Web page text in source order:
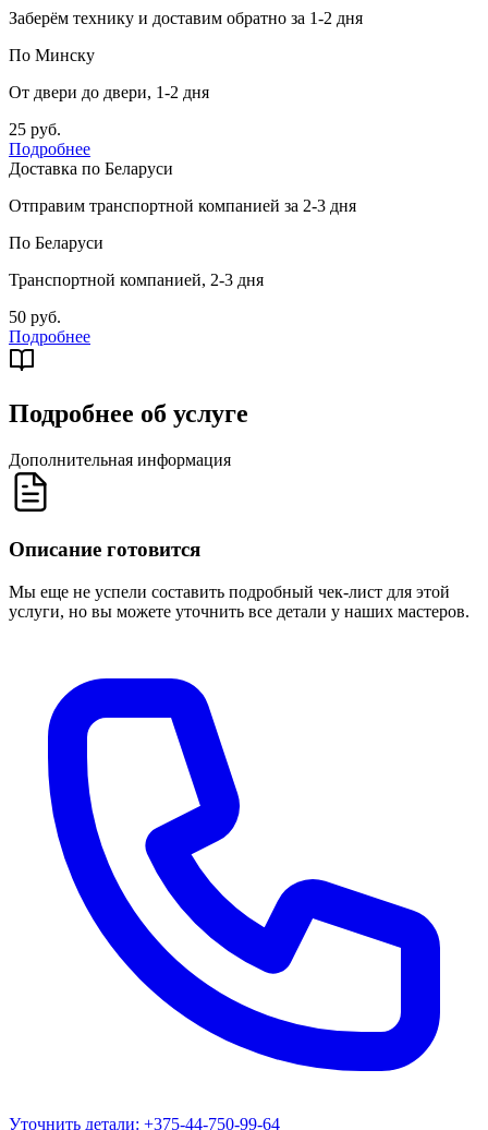
Заберём технику и доставим обратно за 1-2 дня
По Минску
От двери до двери, 1-2 дня
25 руб.
Подробнее
Доставка по Беларуси
Отправим транспортной компанией за 2-3 дня
По Беларуси
Транспортной компанией, 2-3 дня
50 руб.
Подробнее
Подробнее об услуге
Дополнительная информация
Описание готовится
Мы еще не успели составить подробный чек-лист для этой
услуги, но вы можете уточнить все детали у наших мастеров.
Уточнить детали: +375-44-750-99-64